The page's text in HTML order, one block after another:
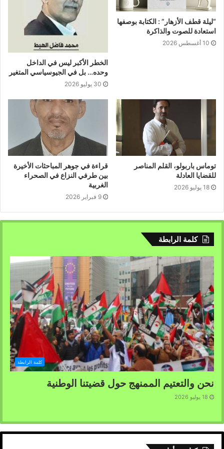
“ليلة قطف الأزهار” : الكتابة بوصفها
استعادة للصوت والذاكرة
10 أغسطس 2026
الخطر الأكبر ليس في الداخل
وحده… بل في الجيوسياسي المتغير
30 يوليو 2026
توماس باربولو، القلم المناصر
للقضايا العادلة
18 يوليو 2026
قراءة في جوهر المباحثات الأخيرة
بين طرفي النزاع في الصحراء
الغربية
9 فبراير 2026
كلمة الرابطة
كلمة الرابطة
نحن والتعتيم الممنهج حول قضيتنا الوطنية
18 يوليو 2026